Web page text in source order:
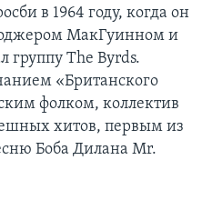
в 1964 году, когда он
МакГуинном и
The Byrds.
«Британского
фолком, коллектив
хитов, первым из
Боба Дилана Mr.